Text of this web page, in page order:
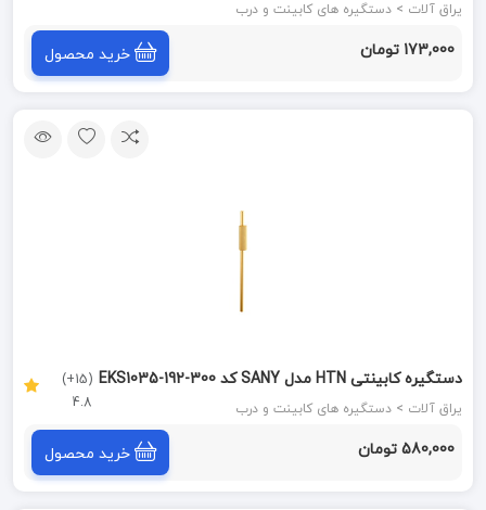
یراق آلات > دستگیره های کابینت و درب
173,000 تومان خرید محصول
دستگیره کابینتی HTN مدل SANY کد EKS1035-192-300
طلایی
یراق آلات > دستگیره های کابینت و درب
(15+)
4.8
580,000 تومان خرید محصول